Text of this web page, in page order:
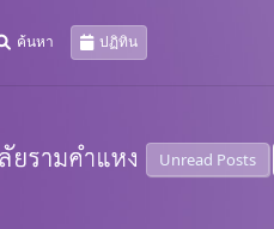
ค้นหา ปฏิทิน
Unread Posts